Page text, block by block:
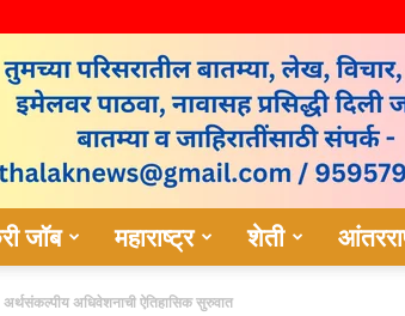
जॉब महाराष्ट्र शेती
अर्थसंकल्पीय अधिवेशनाची ऐतिहासिक सुरुवात